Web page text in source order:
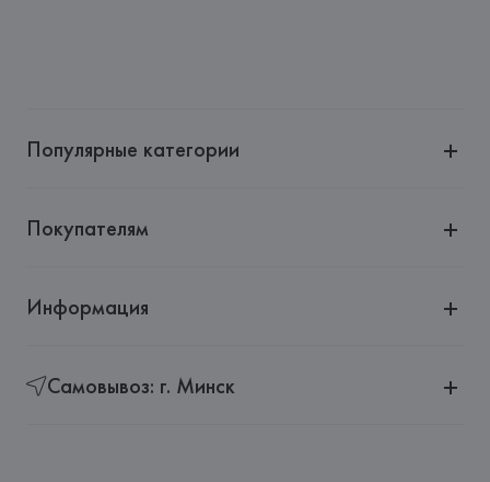
Популярные категории
Покупателям
Информация
Самовывоз: г. Минск